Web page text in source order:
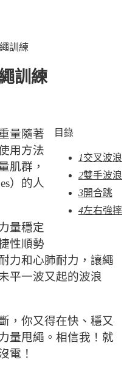
訓練
訓練
目錄
1交叉波浪
2雙手波浪
3開合跳
4左右強摔
量隨著
用方法
肌群，
）的人
量穩定
性順勢
力和心肺耐力，讓繩
平一波又起的波浪
，你又得在快、穩又
量甩繩。相信我！就
電！